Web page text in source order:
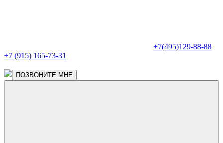
+7(495)129-88-88
+7 (915) 165-73-31
ПОЗВОНИТЕ МНЕ